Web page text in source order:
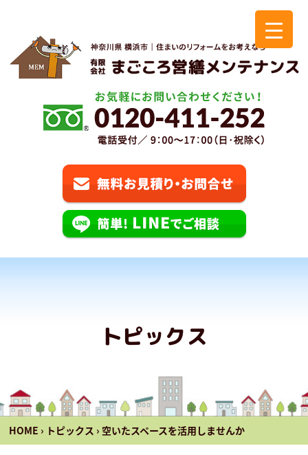
トピックス
HOME › トピックス › 空いたスペースを活用しませんか